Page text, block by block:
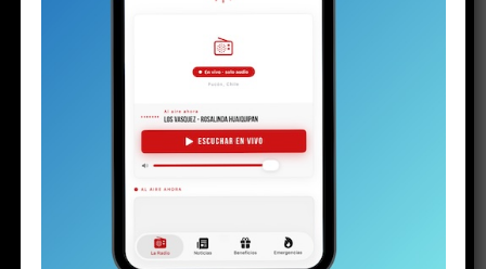
con estar nominado.
Debo seguir trabajando cada día y
dar lo mejor de mí para lograr más sueños como este”,
En el mismo sentido, agrega:
para mí este llamado porque refleja todo el
esfuerzo que he hecho en este camino y el trabajo
que realizo día a día